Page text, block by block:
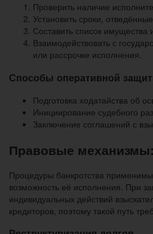
Проверить наличие
Установить сроки,
Составить список
Взаимодействовать с
или рассрочке исполнения.
Способы оперативной
Подготовка ходатайства об
Инициирование судебного
Заключение соглашений с
Правовые механизмы:
Процедуры банкротства применимы
возможность её исполнения. При
индивидуальных действий
кредиторов, поэтому такой путь